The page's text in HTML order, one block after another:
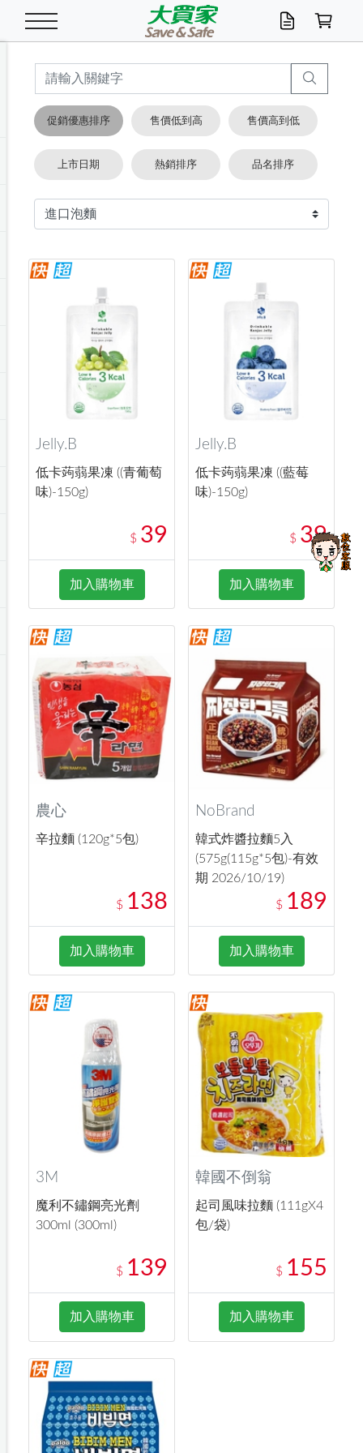
米/五穀/濃湯 米/糙米
五穀/南北貨
湯類/湯塊
油/調味料
食用油
醬油.油膏.蠔油
泡麵 / 麵條
包麵
碗麵/義大利麵
麵條/快煮麵/米粉
魚罐
醬菜/玉米罐
點心罐
休閒零嘴 初一十五拜拜懶
零嘴
堅果/海苔
美味餅乾
餅乾
糕餅/點心
糖果/巧克力
糖果/蜜餞/果凍
巧克力
茶飲料
果汁咖啡
碳酸/礦泉水
機能飲料
箱購飲料
養生保健/常備品 雞精/飲品
機能保健
▶保健品牌推薦
奶粉/穀麥片
奶粉
麥片/玉米片
沖調穀粉/隨手包
特色茶品
綠茶
紅茶
奶茶/花草茶
黑糖桂圓/蜂蜜醋
即溶咖啡
咖啡豆/粉/濾掛
可可/糖/奶精
沐浴乳香皂 沐浴乳
香皂/洗手乳
美髮造型
洗髮/護髮
造型髮品
口腔清潔
牙 刷
牙膏/漱口水
潔顏產品
卸妝/粉刺調理
開架/身體保養
臉部保養
面/眼膜
鍋具/飲水/廚房 鍋具/餐具
保鮮/微波
掃除用具/照明/五金
掃除/清潔用具
洗衣/曬衣用具
電池/延長線
修繕/五金/祭祀
傢飾/收納/衛浴
寢具/家具
收納用品
衛浴/毛巾
寵物食品
寵物清潔/百貨
衛生紙/濕巾 抽取衛生紙/濕巾
廚房紙巾/平版/
箱購免運區
衣物清潔
洗衣精
洗衣粉/皂
漂白水/柔軟精
居家清潔
廚房/餐具清潔
浴廁/水管清潔
居家清潔/除濕芳
衛生棉
成人/嬰兒紙尿褲
箱購免運區
嬰兒尿布
成人紙尿褲
廚房家電 料理鍋具
烤箱/微波/電磁爐
快煮壺/烘碗機
季節家電
除濕/清淨機
風扇/防蚊家電
生活家電
除塵家電
美容家電
電腦周邊
數位週邊
手機/平板周邊
文具/辦公用品 文具用品
辦公文具/收納
玩具/擺設小物
汽機車百貨
機車/腳踏車百貨
汽車百貨
休閒/運動
戶外/休閒用品
健身/按摩/瑜珈
測量/護具/其他
服飾內著
配件
男/女/機能包
冷凍免運 生鮮食品
調理食品
箱購免運
食品免運
清潔用品免運
居家/汽百用品
主題專區
季節活動
店長推薦
這夏不怕熱
促銷優惠排序 售價低到高 售價高到低
上市日期 熱銷排序 品名排序
Jelly.B
低卡蒟蒻果凍 ((青葡萄
味)-150g)
$ 39
加入購物車
Jelly.B
低卡蒟蒻果凍 ((藍莓
味)-150g)
$ 39
加入購物車
農心
辛拉麵 (120g*5包)
$ 138
加入購物車
NoBrand
韓式炸醬拉麵5入
(575g(115g*5包)-有效
期 2026/10/19)
$ 189
加入購物車
3M
魔利不鏽鋼亮光劑
300ml (300ml)
$ 139
加入購物車
韓國不倒翁
起司風味拉麵 (111gX4
包/袋)
$ 155
加入購物車